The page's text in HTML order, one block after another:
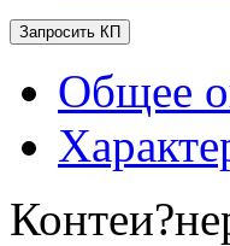
Запросить КП
Общее